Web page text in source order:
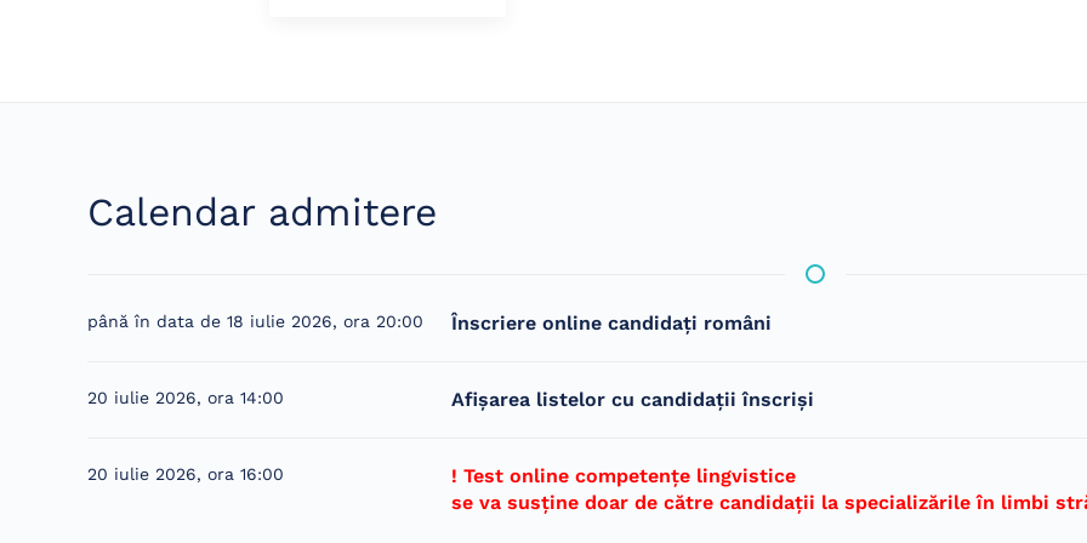
Calendar admitere
până în data de 18 iulie 2026, ora 20:00 Înscriere online candidați români
20 iulie 2026, ora 14:00 Afișarea listelor cu candidații înscriși
20 iulie 2026, ora 16:00
! Test online competențe lingvistice
se va susține doar de către candidaţii la specializările în limbi